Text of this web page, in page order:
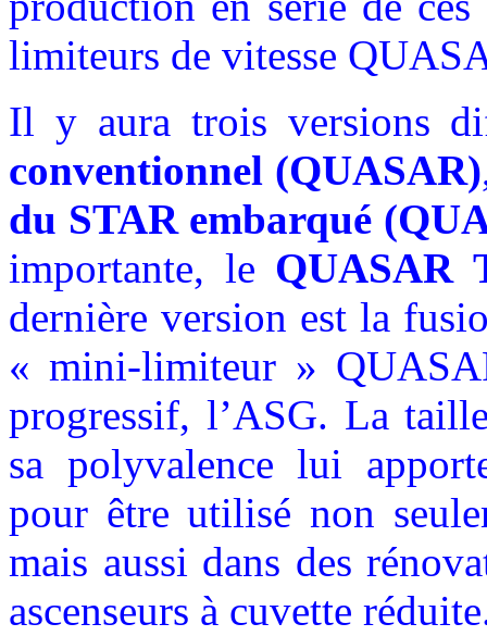
limiteurs de vitesse
Il y aura trois versions
conventionnel (QUASAR)
du STAR embarqué
importante, le QUASAR
dernière version est la
« mini-limiteur »
progressif, l’ASG. La
sa polyvalence lui
pour être utilisé non
mais aussi dans des
ascenseurs à cuvette